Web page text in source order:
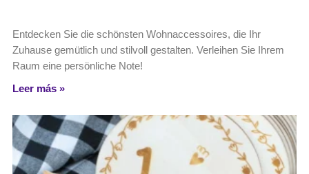
Entdecken Sie die schönsten Wohnaccessoires, die Ihr
Zuhause gemütlich und stilvoll gestalten. Verleihen Sie Ihrem
Raum eine persönliche Note!
Leer más »